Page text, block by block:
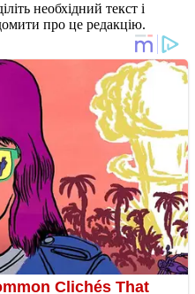
необхідний текст і
про це редакцію.